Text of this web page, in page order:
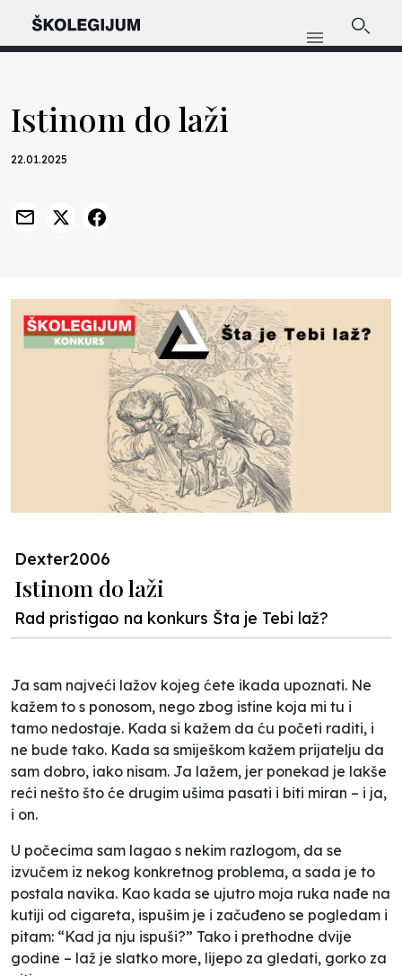
Istinom do laži
22.01.2025
Dexter2006
Istinom do laži
Rad pristigao na konkurs Šta je Tebi laž?
Ja sam najveći lažov kojeg ćete ikada upoznati. Ne
kažem to s ponosom, nego zbog istine koja mi tu i
tamo nedostaje. Kada si kažem da ću početi raditi, i
ne bude tako. Kada sa smiješkom kažem prijatelju da
sam dobro, iako nisam. Ja lažem, jer ponekad je lakše
reći nešto što će drugim ušima pasati i biti miran – i ja,
i on.
U počecima sam lagao s nekim razlogom, da se
izvučem iz nekog konkretnog problema, a sada je to
postala navika. Kao kada se ujutro moja ruka nađe na
kutiji od cigareta, ispušim je i začuđeno se pogledam i
pitam: “Kad ja nju ispuši?” Tako i prethodne dvije
godine – laž je slatko more, lijepo za gledati, gorko za